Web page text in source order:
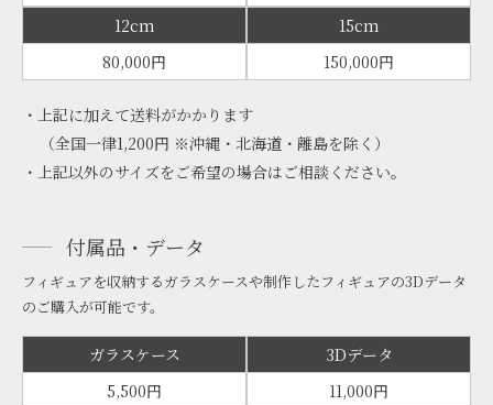
12cm
15cm
80,000円
150,000円
・上記に加えて送料がかかります
（全国一律1,200円 ※沖縄・北海道・離島を除く）
・上記以外のサイズをご希望の場合はご相談ください。
付属品・データ
フィギュアを収納するガラスケースや制作したフィギュアの3Dデータ
のご購入が可能です。
ガラスケース
3Dデータ
5,500円
11,000円